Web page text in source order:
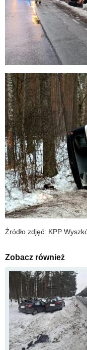
Źródło zdjęć: KPP
Zobacz również